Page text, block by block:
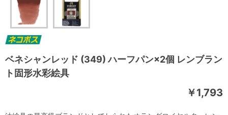
ベネシャンレッド (349) ハーフパン×2個 レンブラン
ト固形水彩絵具
￥1,793